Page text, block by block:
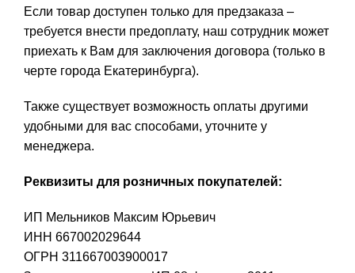
Если товар доступен только для предзаказа –
требуется внести предоплату, наш сотрудник может
приехать к Вам для заключения договора (только в
черте города Екатеринбурга).
Также существует возможность оплаты другими
удобными для вас способами, уточните у
менеджера.
Реквизиты для розничных покупателей:
ИП Мельников Максим Юрьевич
ИНН 667002029644
ОГРН 311667003900017